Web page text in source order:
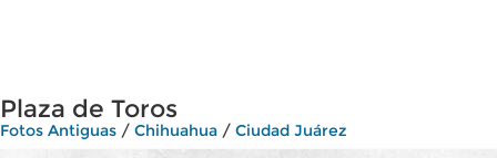
Plaza de Toros
Fotos Antiguas / Chihuahua / Ciudad Juárez